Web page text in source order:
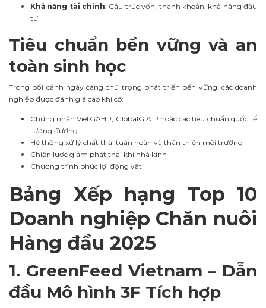
Khả năng tài chính: Cấu trúc vốn, thanh khoản, khả năng đầu
tư
Tiêu chuẩn bền vững và an
toàn sinh học
Trong bối cảnh ngày càng chú trọng phát triển bền vững, các doanh
nghiệp được đánh giá cao khi có:
Chứng nhận VietGAHP, GlobalG.A.P hoặc các tiêu chuẩn quốc tế
tương đương
Hệ thống xử lý chất thải tuần hoàn và thân thiện môi trường
Chiến lược giảm phát thải khí nhà kính
Chương trình phúc lợi động vật
Bảng Xếp hạng Top 10
Doanh nghiệp Chăn nuôi
Hàng đầu 2025
1. GreenFeed Vietnam – Dẫn
đầu Mô hình 3F Tích hợp